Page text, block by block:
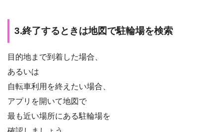
3.終了するときは地図で駐輪場を検索
目的地まで到着した場合、
あるいは
自転車利用を終えたい場合、
アプリを開いて地図で
最も近い場所にある駐輪場を